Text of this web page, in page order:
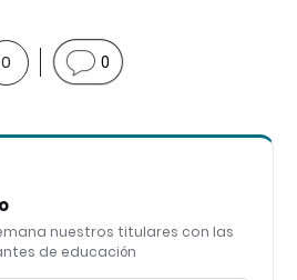
0 0
nuestros titulares con las
de educación